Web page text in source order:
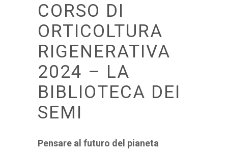
CORSO DI
ORTICOLTURA
RIGENERATIVA
2024 – LA
BIBLIOTECA DEI
SEMI
Pensare al futuro del pianeta